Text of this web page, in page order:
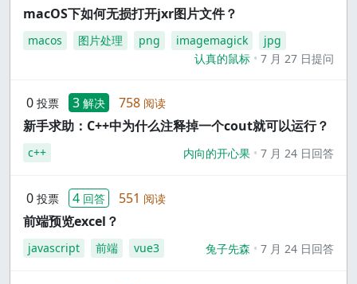
macOS下如何无损打开jxr图片文件？
macos 图片处理 png imagemagick
jpg
认真的鼠标
7 月 27 日提问
0 投票 3 解决 758 阅读
新手求助：C++中为什么注释掉一个cout就可以运行？
c++ 内向的开心果 7 月 24 日回答
0 投票 4 回答 551 阅读
前端预览excel？
javascript 前端 vue3 兔子先森 7 月 24 日回答